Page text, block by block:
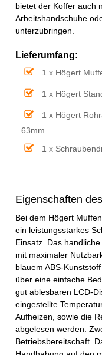
bietet der Koffer auch
Arbeitshandschuhe
unterzubringen.
Lieferumfang:
1 x Högert
1 x Högert
1 x Högert
63mm
1 x
Eigenschaften
Bei dem Högert
ein leistungsstarkes
Einsatz. Das
mit maximaler
blauem ABS-
über eine einfache
gut ablesbaren LCD-
eingestellte
Aufheizen, sowie die
abgelesen werden.
Betriebsbereitschaft.